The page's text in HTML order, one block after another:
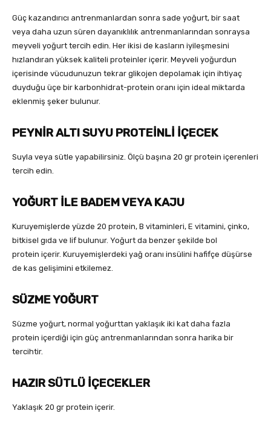
Güç kazandırıcı antrenmanlardan sonra sade yoğurt, bir saat
veya daha uzun süren dayanıklılık antrenmanlarından sonraysa
meyveli yoğurt tercih edin. Her ikisi de kasların iyileşmesini
hızlandıran yüksek kaliteli proteinler içerir. Meyveli yoğurdun
içerisinde vücudunuzun tekrar glikojen depolamak için ihtiyaç
duyduğu üçe bir karbonhidrat-protein oranı için ideal miktarda
eklenmiş şeker bulunur.
PEYNİR ALTI SUYU PROTEİNLİ İÇECEK
Suyla veya sütle yapabilirsiniz. Ölçü başına 20 gr protein içerenleri
tercih edin.
YOĞURT İLE BADEM VEYA KAJU
Kuruyemişlerde yüzde 20 protein, B vitaminleri, E vitamini, çinko,
bitkisel gıda ve lif bulunur. Yoğurt da benzer şekilde bol
protein içerir. Kuruyemişlerdeki yağ oranı insülini hafifçe düşürse
de kas gelişimini etkilemez.
SÜZME YOĞURT
Süzme yoğurt, normal yoğurttan yaklaşık iki kat daha fazla
protein içerdiği için güç antrenmanlarından sonra harika bir
tercihtir.
HAZIR SÜTLÜ İÇECEKLER
Yaklaşık 20 gr protein içerir.